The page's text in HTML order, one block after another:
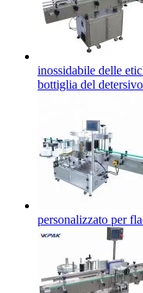
inossidabile delle
bottiglia del detersivo
personalizzato per